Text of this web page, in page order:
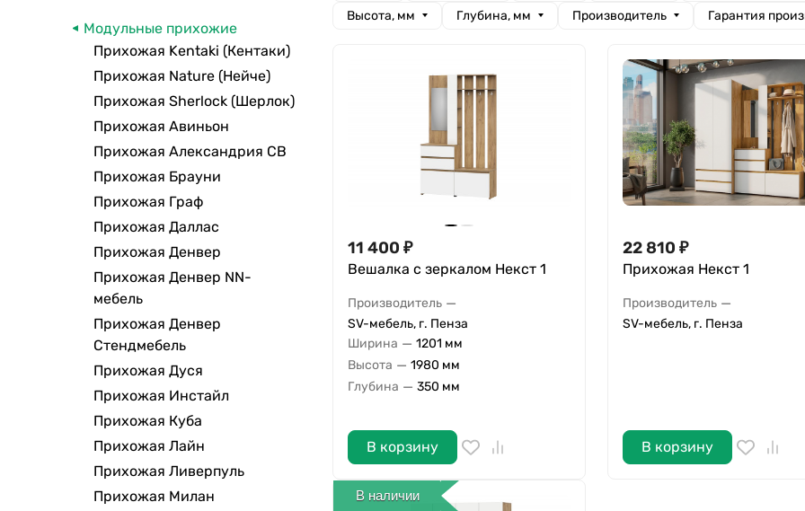
Модульные прихожие
Прихожая Kentaki (Кентаки)
Прихожая Nature (Нейче)
Прихожая Sherlock (Шерлок)
Прихожая Авиньон
Прихожая Александрия СВ
Прихожая Брауни
Прихожая Граф
Прихожая Даллас
Прихожая Денвер
Прихожая Денвер NN-
мебель
Прихожая Денвер
Стендмебель
Прихожая Дуся
Прихожая Инстайл
Прихожая Куба
Прихожая Лайн
Прихожая Ливерпуль
Прихожая Милан
Высота, мм
Глубина, мм Производитель Гарантия
11 400 ₽
Вешалка с зеркалом Некст 1
Производитель —
SV-мебель, г. Пенза
Ширина — 1201 мм
Высота — 1980 мм
Глубина — 350 мм
В корзину
22 810 ₽
Прихожая Некст 1
Производитель —
SV-мебель, г. Пенза
В корзину
В наличии